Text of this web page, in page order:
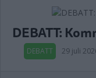
DEBATT:
DEBATT 29 juli